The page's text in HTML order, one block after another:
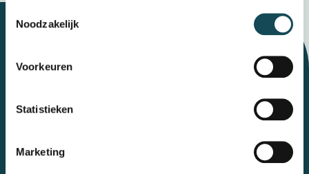
Noodzakelijk
Voorkeuren
Statistieken
Marketing
Let's talk
Mental Care Group